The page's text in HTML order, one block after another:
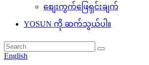
စျေးကွက်ဖြေရှင်းချက်
YOSUN ကို ဆက်သွယ်ပါ။
English